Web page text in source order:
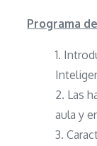
Programa
Las
aula y